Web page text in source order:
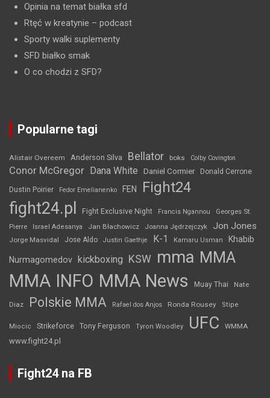
Opinia na temat białka sfd
Rtęć w kreatynie – podcast
Sporty walki suplementy
SFD białko smak
O co chodzi z SFD?
Popularne tagi
Alistair Overeem Anderson Silva Bellator boks Colby Covington
Conor McGregor Dana White Daniel Cormier Donald Cerrone
Dustin Poirier Fedor Emelianenko FEN Fight24
fight24.pl Fight Exclusive Night Francis Ngannou
Georges St.
Pierre
Israel Adesanya Jan Błachowicz Joanna Jędrzejczyk Jon Jones
Jorge Masvidal Jose Aldo Justin Gaethje K-1 Kamaru Usman Khabib
Nurmagomedov kickboxing KSW mma MMA
MMA INFO MMA News Muay Thai Nate
Diaz Polskie MMA Rafael dos Anjos Ronda Rousey Stipe
Miocic Strikeforce Tony Ferguson Tyron Woodley UFC WMMA
www.fight24.pl
Fight24 na FB